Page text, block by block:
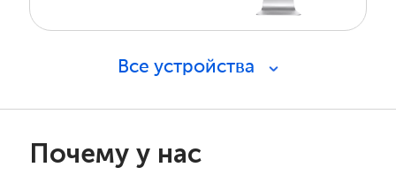
Все устройства
Почему у нас